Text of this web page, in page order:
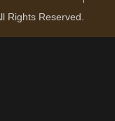
Rights Reserved.